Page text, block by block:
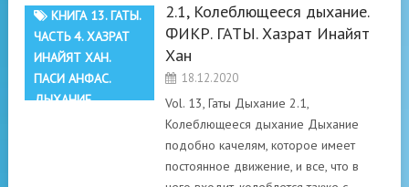
КНИГА 13. ГАТЫ.
ЧАСТЬ 4. ХАЗРАТ
ИНАЙЯТ ХАН.
ПАСИ АНФАС.
ДЫХАНИЕ
2.1, Колеблющееся дыхание.
ФИКР. ГАТЫ. Хазрат Инайят
Хан
18.12.2020
Vol. 13, Гаты Дыхание 2.1,
Колеблющееся дыхание Дыхание
подобно качелям, которое имеет
постоянное движение, и все, что в